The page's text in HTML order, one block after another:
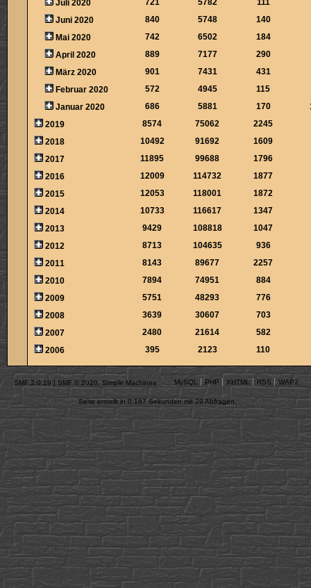
Juli 2020
Juni 2020
840 5748
140
Mai 2020
742 6502
184
April 2020
889 7177
290
März 2020
901 7431
431
Februar 2020
572 4945
115
Januar 2020
686 5881 170
2019
8574 75062
2245
2018
10492 91692
1609
2017
11895 99688
1796
2016
12009 114732
1877
2015
12053 118001
1872
2014
10733 116617
1347
2013
9429 108818
1047
2012
8713 104635
936
2011
8143 89677
2257
2010
7894 74951
884
2009
5751 48293
776
2008
3639 30607
703
2007
2480 21614
582
2006
395 2123 110
SMF 2.0.19 | SMF © 2020 Simple Machines MySQL PHP XHTML RSS WAP2
Seite erstellt in 0.167 Sekunden mit 29 Abfragen.